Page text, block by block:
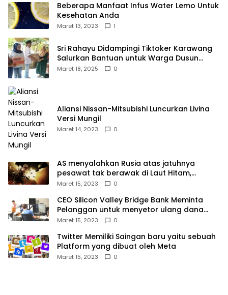
Beberapa Manfaat Infus Water Lemo Untuk
Kesehatan Anda
Maret 13, 2023 1
Sri Rahayu Didampingi Tiktoker Karawang
Salurkan Bantuan untuk Warga Dusun
Kampek Desa Karangligar
Maret 18, 2025 0
Aliansi Nissan-Mitsubishi Luncurkan Livina
Versi Mungil
Maret 14, 2023 0
AS menyalahkan Rusia atas jatuhnya
pesawat tak berawak di Laut Hitam,
Moskow menyangkal
Maret 15, 2023 0
CEO Silicon Valley Bridge Bank Meminta
Pelanggan untuk menyetor ulang dana
Mereka
Maret 15, 2023 0
Twitter Memiliki Saingan baru yaitu sebuah
Platform yang dibuat oleh Meta
Maret 15, 2023 0